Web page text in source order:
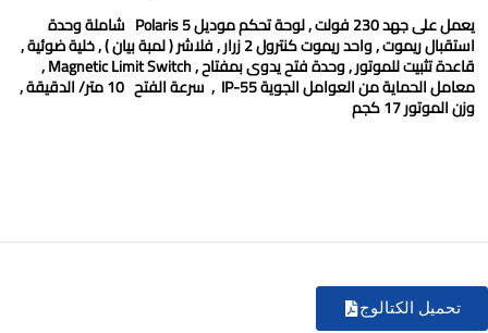
يعمل على جهد 230 فولت , لوحة تحكم موديل
Polaris 5 شاملة وحدة
استقبال ريموت , واحد ريموت كنترول 2 زرار , فلاشر ( لمبة بيان ) , خلية ضوئية ,
قاعدة تثبيت للموتور , وحدة فتح يدوى بمفتاح ,Magnetic Limit Switch
,
معامل الحماية من العوامل الجويةIP-55 , سرعة الفتح 10متر/ الدقيقة ,
وزن الموتور17كجم
تحميل الكتالوج